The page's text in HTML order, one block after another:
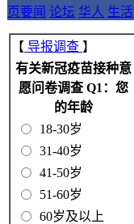
页要闻 论坛 华人 生活
【 导报调查 】
有关新冠疫苗接种意
愿问卷调查 Q1：您
的年龄
18-30岁
31-40岁
41-50岁
51-60岁
60岁及以上